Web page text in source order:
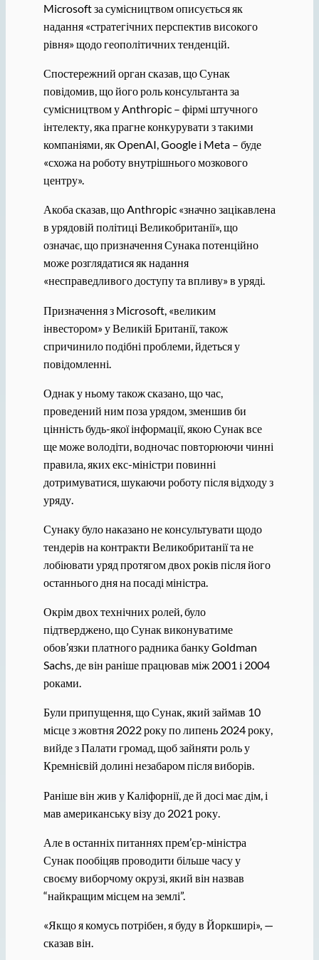
Microsoft за сумісництвом описується як
надання «стратегічних перспектив високого
рівня» щодо геополітичних тенденцій.
Спостережний орган сказав, що Сунак
повідомив, що його роль консультанта за
сумісництвом у Anthropic – фірмі штучного
інтелекту, яка прагне конкурувати з такими
компаніями, як OpenAI, Google і Meta – буде
«схожа на роботу внутрішнього мозкового
центру».
Акоба сказав, що Anthropic «значно зацікавлена
​​в урядовій політиці Великобританії», що
означає, що призначення Сунака потенційно
може розглядатися як надання
«несправедливого доступу та впливу» в уряді.
Призначення з Microsoft, «великим
інвестором» у Великій Британії, також
спричинило подібні проблеми, йдеться у
повідомленні.
Однак у ньому також сказано, що час,
проведений ним поза урядом, зменшив би
цінність будь-якої інформації, якою Сунак все
ще може володіти, водночас повторюючи чинні
правила, яких екс-міністри повинні
дотримуватися, шукаючи роботу після відходу з
уряду.
Сунаку було наказано не консультувати щодо
тендерів на контракти Великобританії та не
лобіювати уряд протягом двох років після його
останнього дня на посаді міністра.
Окрім двох технічних ролей, було
підтверджено, що Сунак виконуватиме
обов’язки платного радника банку Goldman
Sachs, де він раніше працював між 2001 і 2004
роками.
Були припущення, що Сунак, який займав 10
місце з жовтня 2022 року по липень 2024 року,
вийде з Палати громад, щоб зайняти роль у
Кремнієвій долині незабаром після виборів.
Раніше він жив у Каліфорнії, де й досі має дім, і
мав американську візу до 2021 року.
Але в останніх питаннях прем’єр-міністра
Сунак пообіцяв проводити більше часу у
своєму виборчому окрузі, який він назвав
“найкращим місцем на землі”.
«Якщо я комусь потрібен, я буду в Йоркширі», —
сказав він.